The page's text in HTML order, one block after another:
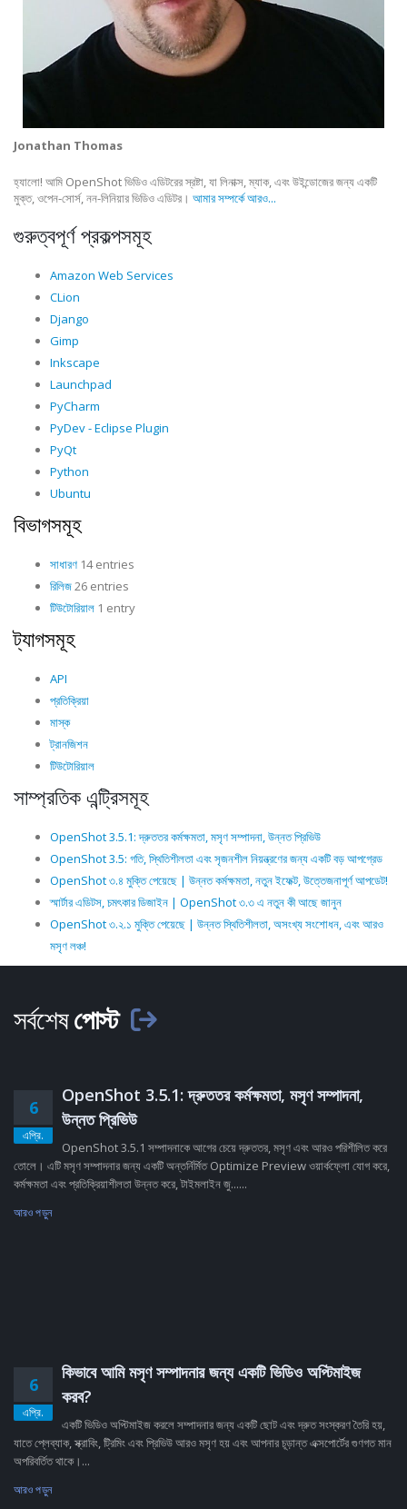
Jonathan Thomas
হ্যালো! আমি OpenShot ভিডিও এডিটরের স্রষ্টা, যা লিনাক্স, ম্যাক, এবং উইন্ডোজের জন্য একটি
মুক্ত, ওপেন-সোর্স, নন-লিনিয়ার ভিডিও এডিটর। আমার সম্পর্কে আরও...
গুরুত্বপূর্ণ প্রকল্পসমূহ
Amazon Web Services
CLion
Django
Gimp
Inkscape
Launchpad
PyCharm
PyDev - Eclipse Plugin
PyQt
Python
Ubuntu
বিভাগসমূহ
সাধারণ 14 entries
রিলিজ26 entries
টিউটোরিয়াল 1 entry
ট্যাগসমূহ
API
প্রতিক্রিয়া
মাস্ক
ট্রানজিশন
টিউটোরিয়াল
সাম্প্রতিক এন্ট্রিসমূহ
OpenShot 3.5.1: দ্রুততর কর্মক্ষমতা, মসৃণ সম্পাদনা, উন্নত প্রিভিউ
OpenShot 3.5: গতি, স্থিতিশীলতা এবং সৃজনশীল নিয়ন্ত্রণের জন্য একটি বড় আপগ্রেড
OpenShot ৩.৪ মুক্তি পেয়েছে | উন্নত কর্মক্ষমতা, নতুন ইফেক্ট, উত্তেজনাপূর্ণ আপডেট!
স্মার্টার এডিটস, চমৎকার ডিজাইন | OpenShot ৩.৩ এ নতুন কী আছে জানুন
OpenShot ৩.২.১ মুক্তি পেয়েছে | উন্নত স্থিতিশীলতা, অসংখ্য সংশোধন, এবং আরও
মসৃণ লঞ্চ!
সর্বশেষপোস্ট
6
এপ্রি.
OpenShot 3.5.1: দ্রুততর কর্মক্ষমতা, মসৃণ সম্পাদনা,
উন্নত প্রিভিউ
OpenShot 3.5.1 সম্পাদনাকে আগের চেয়ে দ্রুততর, মসৃণ এবং আরও পরিশীলিত করে
তোলে। এটি মসৃণ সম্পাদনার জন্য একটি অন্তর্নির্মিত Optimize Preview ওয়ার্কফ্লো যোগ করে,
কর্মক্ষমতা এবং প্রতিক্রিয়াশীলতা উন্নত করে, টাইমলাইন জু......
আরও পড়ুন
6
এপ্রি.
কিভাবে আমি মসৃণ সম্পাদনার জন্য একটি ভিডিও অপ্টিমাইজ
করব?
একটি ভিডিও অপ্টিমাইজ করলে সম্পাদনার জন্য একটি ছোট এবং দ্রুত সংস্করণ তৈরি হয়,
যাতে প্লেব্যাক, স্ক্রাবিং, ট্রিমিং এবং প্রিভিউ আরও মসৃণ হয় এবং আপনার চূড়ান্ত এক্সপোর্টের গুণগত মান
অপরিবর্তিত থাকে।...
আরও পড়ুন